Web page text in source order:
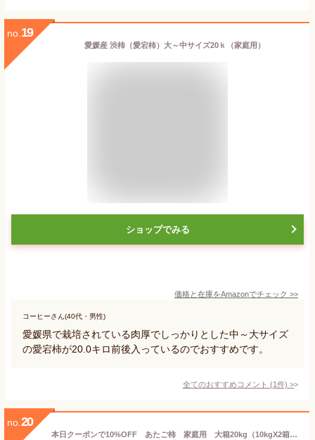
no. 19
愛媛産 渋柿（愛宕柿）大～中サイズ20ｋ（家庭用）
ショップでみる
価格と在庫をAmazonでチェック >>
コーヒーさん(40代・男性)
愛媛県で栽培されている肉厚でしっかりとした中～大サイズ
の愛宕柿が20.0キロ前後入っているのでおすすめです。
全てのおすすめコメント (1件) >
no. 20
本日クーポンで10%OFF あたご柿 家庭用 大箱20kg（10kgX2箱）中~小サイズ 送料無料・愛宕柿（干し柿用）渋柿・大箱20kg・愛媛産・ご家庭用